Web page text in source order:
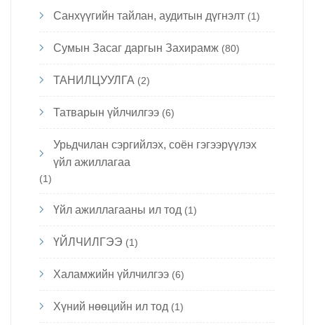
Санхүүгийн тайлан, аудитын дүгнэлт (1)
Сумын Засаг даргын Захирамж (80)
ТАНИЛЦУУЛГА (2)
Татварын үйлчилгээ (6)
Урьдчилан сэргийлэх, соён гэгээрүүлэх
үйл ажиллагаа
(1)
Үйл ажиллагааны ил тод (1)
ҮЙЛЧИЛГЭЭ (1)
Халамжийн үйлчилгээ (6)
Хүний нөөцийн ил тод (1)